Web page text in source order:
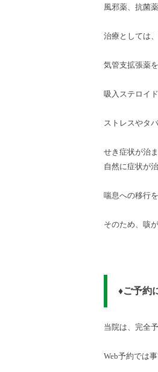
風邪薬、抗菌
治療としては
気管支拡張薬
吸入ステロイ
ストレスやタ
せき症状が治
自然に症状が
喘息への移行
そのため、咳
♦ご予約
当院は、完全
Web予約では